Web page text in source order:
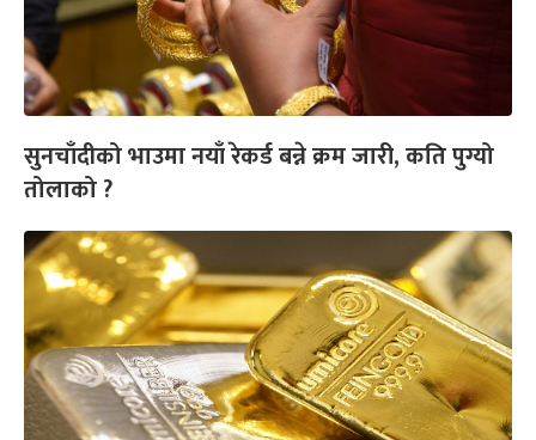
सुनचाँदीको भाउमा नयाँ रेकर्ड बन्ने क्रम जारी, कति पुग्यो
तोलाको ?